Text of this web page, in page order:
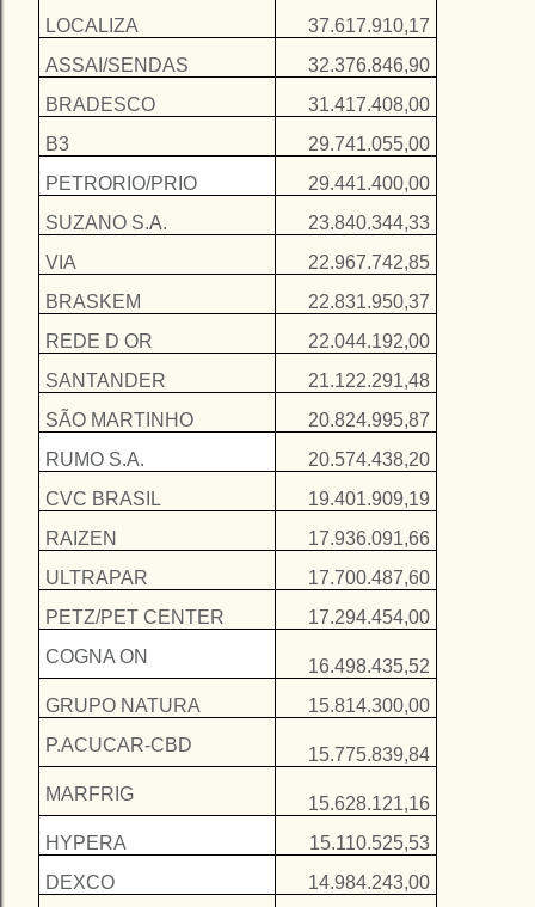
LOCALIZA
37.617.910,17
ASSAI/SENDAS
32.376.846,90
BRADESCO
31.417.408,00
B3
29.741.055,00
PETRORIO/PRIO
29.441.400,00
SUZANO S.A.
23.840.344,33
VIA
22.967.742,85
BRASKEM
22.831.950,37
REDE D OR
22.044.192,00
SANTANDER
21.122.291,48
SÃO MARTINHO
20.824.995,87
RUMO S.A.
20.574.438,20
CVC BRASIL
19.401.909,19
RAIZEN
17.936.091,66
ULTRAPAR
17.700.487,60
PETZ/PET CENTER
17.294.454,00
COGNA ON
16.498.435,52
GRUPO NATURA
15.814.300,00
P.ACUCAR-CBD
15.775.839,84
MARFRIG
15.628.121,16
HYPERA
15.110.525,53
DEXCO
14.984.243,00